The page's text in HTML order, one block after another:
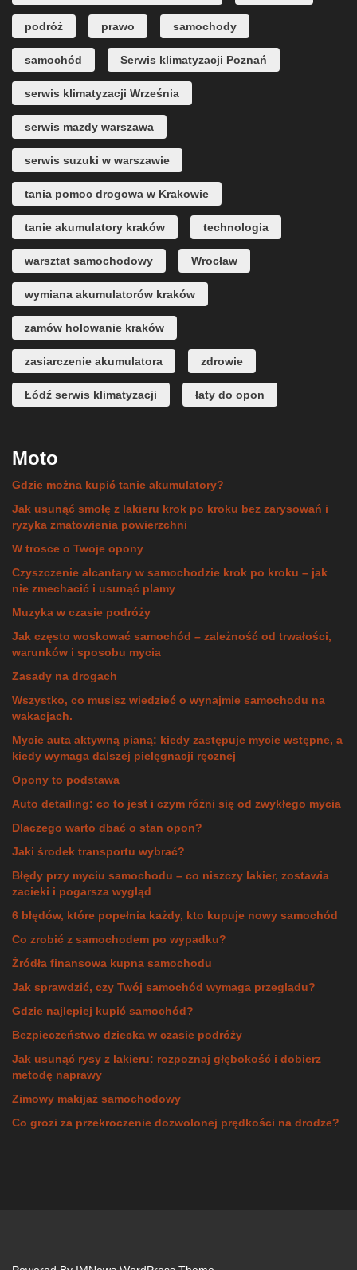
podróż prawo samochody
samochód Serwis klimatyzacji Poznań
serwis klimatyzacji Września
serwis mazdy warszawa
serwis suzuki w warszawie
tania pomoc drogowa w Krakowie
tanie akumulatory kraków technologia
warsztat samochodowy Wrocław
wymiana akumulatorów kraków
zamów holowanie kraków
zasiarczenie akumulatora zdrowie
Łódź serwis klimatyzacji łaty do opon
Moto
Gdzie można kupić tanie akumulatory?
Jak usunąć smołę z lakieru krok po kroku bez zarysowań i
ryzyka zmatowienia powierzchni
W trosce o Twoje opony
Czyszczenie alcantary w samochodzie krok po kroku – jak
nie zmechacić i usunąć plamy
Muzyka w czasie podróży
Jak często woskować samochód – zależność od trwałości,
warunków i sposobu mycia
Zasady na drogach
Wszystko, co musisz wiedzieć o wynajmie samochodu na
wakacjach.
Mycie auta aktywną pianą: kiedy zastępuje mycie wstępne, a
kiedy wymaga dalszej pielęgnacji ręcznej
Opony to podstawa
Auto detailing: co to jest i czym różni się od zwykłego mycia
Dlaczego warto dbać o stan opon?
Jaki środek transportu wybrać?
Błędy przy myciu samochodu – co niszczy lakier, zostawia
zacieki i pogarsza wygląd
6 błędów, które popełnia każdy, kto kupuje nowy samochód
Co zrobić z samochodem po wypadku?
Źródła finansowa kupna samochodu
Jak sprawdzić, czy Twój samochód wymaga przeglądu?
Gdzie najlepiej kupić samochód?
Bezpieczeństwo dziecka w czasie podróży
Jak usunąć rysy z lakieru: rozpoznaj głębokość i dobierz
metodę naprawy
Zimowy makijaż samochodowy
Co grozi za przekroczenie dozwolonej prędkości na drodze?